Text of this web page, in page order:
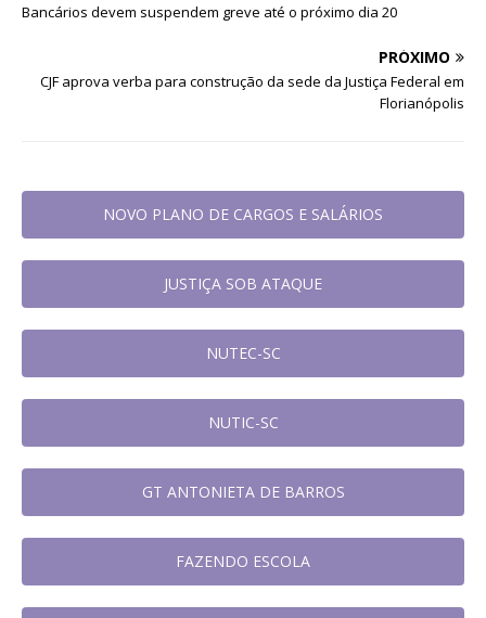
Bancários devem suspendem greve até o próximo dia 20
PRÓXIMO
CJF aprova verba para construção da sede da Justiça Federal em
Florianópolis
NOVO PLANO DE CARGOS E SALÁRIOS
JUSTIÇA SOB ATAQUE
NUTEC-SC
NUTIC-SC
GT ANTONIETA DE BARROS
FAZENDO ESCOLA